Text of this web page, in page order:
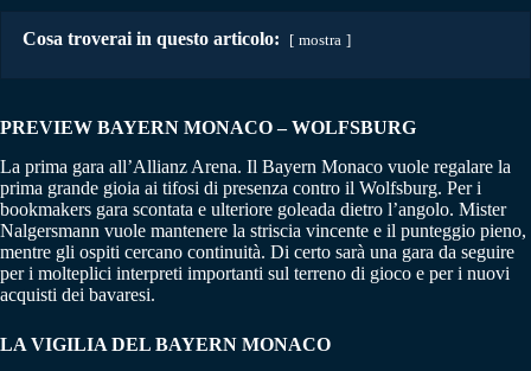
Cosa troverai in questo articolo: mostra
PREVIEW BAYERN MONACO – WOLFSBURG
La prima gara all’Allianz Arena. Il Bayern Monaco vuole regalare la
prima grande gioia ai tifosi di presenza contro il Wolfsburg. Per i
bookmakers gara scontata e ulteriore goleada dietro l’angolo. Mister
Nalgersmann vuole mantenere la striscia vincente e il punteggio pieno,
mentre gli ospiti cercano continuità. Di certo sarà una gara da seguire
per i molteplici interpreti importanti sul terreno di gioco e per i nuovi
acquisti dei bavaresi.
LA VIGILIA DEL BAYERN MONACO